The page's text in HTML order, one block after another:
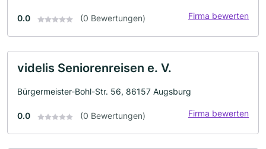
0.0 (0 Bewertungen) Firma bewerten
videlis Seniorenreisen e. V.
Bürgermeister-Bohl-Str. 56, 86157 Augsburg
0.0 (0 Bewertungen) Firma bewerten